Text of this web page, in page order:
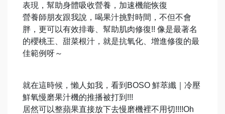
表現，幫助身體吸收營養，加速機能恢復
營養師朋友跟我說，喝果汁挑對時間，不但不會
胖，更可以有效排毒、幫助肌肉修復!! 像是最著名
的櫻桃王、甜菜根汁，就是抗氧化、增進修復的最
佳範例呀～
就在這時候，懶人如我，看到BOSO 鮮萃纖｜冷壓
鮮氧慢磨果汁機的推播被打到!!!
居然可以整蘋果直接放下去慢磨機裡不用切!!!!Oh